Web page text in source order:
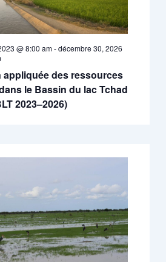
appliquée des ressources
le Bassin du lac Tchad
2023–2026)
@ 8:00 am-décembre 30, 2026